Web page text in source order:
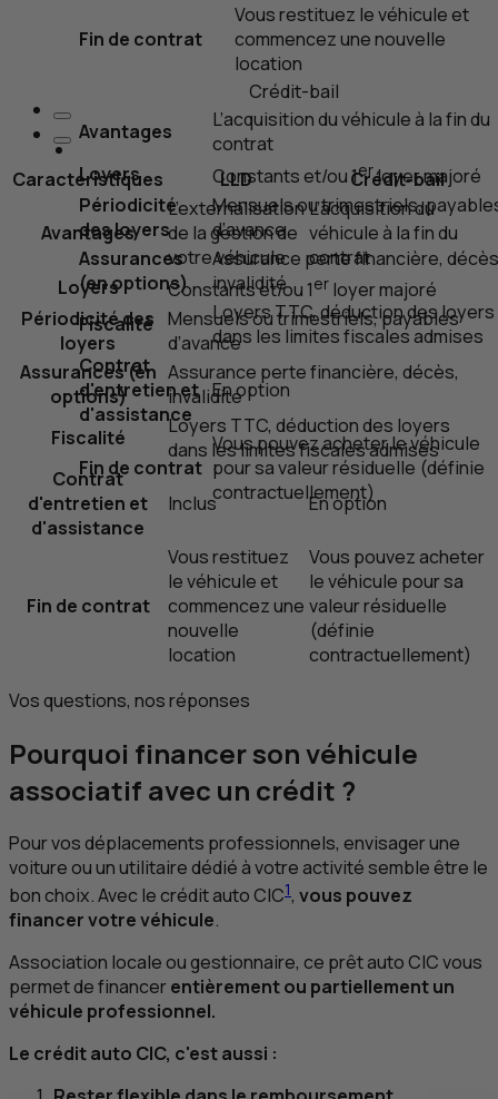
Fin de contrat
Vous restituez le véhicule et
commencez une nouvelle
location
Crédit-bail
Avantages
L’acquisition du véhicule à la fin du
contrat
Loyers
Constants et/ou 1erloyer majoré
Périodicité
des loyers
Mensuels ou trimestriels,
d’avance
Assurances
(en options)
Assurance perte financière,
invalidité
Fiscalité
LoyersTTC, déduction des loyers
dans les limites fiscales admises
Contrat
d'entretien et
d'assistance
En option
Fin de contrat
Vous pouvez acheter le véhicule
pour sa valeur résiduelle (définie
contractuellement)
Caractéristiques LLD Crédit-bail
Avantages
L’externalisation
de la gestion de
votre véhicule
L’acquisition du
véhicule à la fin du
contrat
Loyers
Constants et/ou 1er loyer majoré
Périodicité des
loyers
Mensuels ou trimestriels, payables
d’avance
Assurances (en
options)
Assurance perte financière, décès,
invalidité
Fiscalité
Loyers TTC, déduction des loyers
dans les limites fiscales admises
Contrat
d'entretien et
d'assistance
Inclus En option
Fin de contrat
Vous restituez
le véhicule et
commencez une
nouvelle
location
Vous pouvez acheter
le véhicule pour sa
valeur résiduelle
(définie
contractuellement)
Vos questions, nos réponses
Pourquoi financer son véhicule
associatif avec un crédit ?
Pour vos déplacements professionnels, envisager une
voiture ou un utilitaire dédié à votre activité semble être le
bon choix. Avec le crédit autoCIC1, vous pouvez
financer votre véhicule.
Association locale ou gestionnaire, ce prêt autoCICvous
permet de financerentièrement ou partiellement un
véhicule professionnel.
Le crédit auto CIC, c'est aussi :